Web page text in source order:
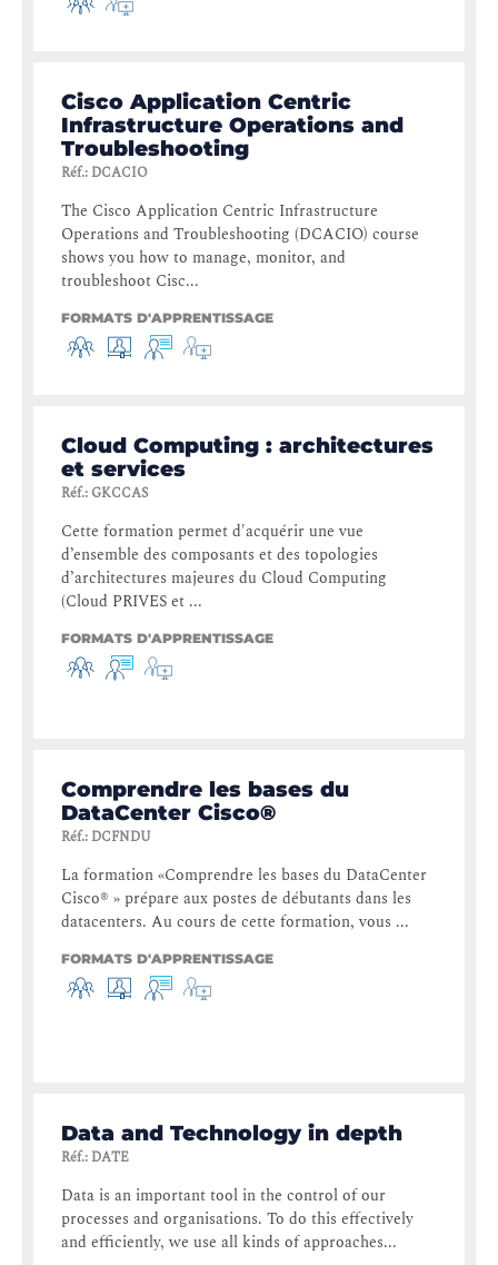
Cisco Application Centric
Infrastructure Operations and
Troubleshooting
Réf.: DCACIO
The Cisco Application Centric Infrastructure
Operations and Troubleshooting (DCACIO) course
shows you how to manage, monitor, and
troubleshoot Cisc...
FORMATS D'APPRENTISSAGE
Cloud Computing : architectures
et services
Réf.: GKCCAS
Cette formation permet d'acquérir une vue
d’ensemble des composants et des topologies
d’architectures majeures du Cloud Computing
(Cloud PRIVES et ...
FORMATS D'APPRENTISSAGE
Comprendre les bases du
DataCenter Cisco®
Réf.: DCFNDU
La formation «Comprendre les bases du DataCenter
Cisco® » prépare aux postes de débutants dans les
datacenters. Au cours de cette formation, vous ...
FORMATS D'APPRENTISSAGE
Data and Technology in depth
Réf.: DATE
Data is an important tool in the control of our
processes and organisations. To do this effectively
and efficiently, we use all kinds of approaches...